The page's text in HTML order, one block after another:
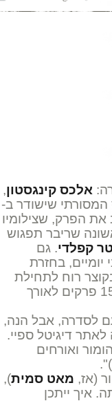
אלכס קינגסטון,
המסורתי שישודר ב-
את הפרק, שצילומיו
שריבר תפגוש
קפלדי. גם
יומיים, בחזרת
רוח לתחילת
הצילומים", אמרה קינגסטון, שהופיעה ב-15 פרקים לאורך
לסדרה, אבל הנה,
דיגיטל ספיי.
ואורחים
(אז, מאט סמית),
איך ייתכן